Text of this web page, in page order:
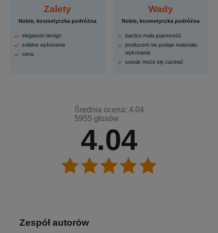
Zalety
Noble, kosmetyczka podróżna
elegancki design
solidne wykonanie
cena
Wady
Noble, kosmetyczka podróżna
bardzo mała pojemność
producent nie podaje materiału
wykonania
suwak może się zacinać
4.04
Średnia ocena: 4.04
5955 głosów
Zespół autorów